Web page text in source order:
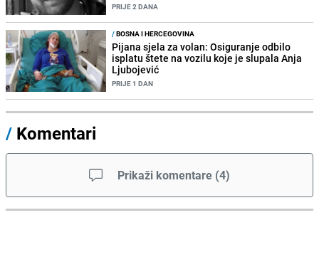
PRIJE 2 DANA
/BOSNA I HERCEGOVINA
Pijana sjela za volan: Osiguranje odbilo
isplatu štete na vozilu koje je slupala Anja
Ljubojević
PRIJE 1 DAN
/ Komentari
Prikaži komentare (4)